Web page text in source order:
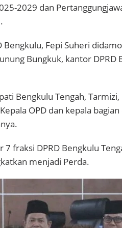
2029 dan
Fepi Suheri
Bungkuk, kantor DPRD
Bengkulu Tengah,
OPD dan kepala
fraksi DPRD Bengkulu
menjadi Perda.